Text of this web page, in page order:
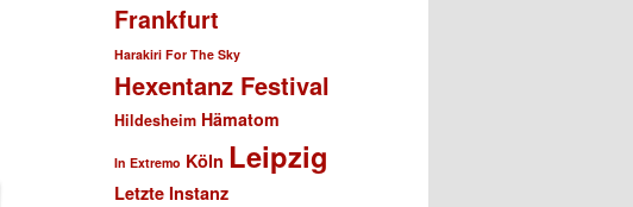
Frankfurt
Harakiri For The Sky
Hexentanz Festival
Hildesheim Hämatom
In Extremo Köln Leipzig
Letzte Instanz